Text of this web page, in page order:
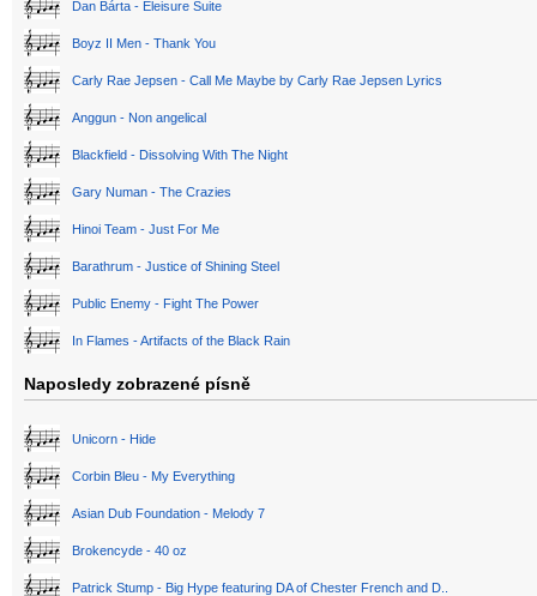
Dan Bárta - Eleisure Suite
Boyz II Men - Thank You
Carly Rae Jepsen - Call Me Maybe by Carly Rae Jepsen Lyrics
Anggun - Non angelical
Blackfield - Dissolving With The Night
Gary Numan - The Crazies
Hinoi Team - Just For Me
Barathrum - Justice of Shining Steel
Public Enemy - Fight The Power
In Flames - Artifacts of the Black Rain
Naposledy zobrazené písně
Unicorn - Hide
Corbin Bleu - My Everything
Asian Dub Foundation - Melody 7
Brokencyde - 40 oz
Patrick Stump - Big Hype featuring DA of Chester French and D..